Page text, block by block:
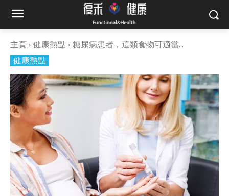
主頁 健康熱點 糖尿病患者，這類食物可適當...
健康熱點